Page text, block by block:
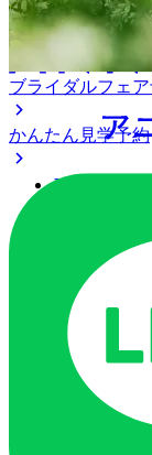
アクセス
ご列席の皆
トピックス
ご予約・お問い
ブライダルフ
ブラ
ブライダルフェ
かんたん見学予約